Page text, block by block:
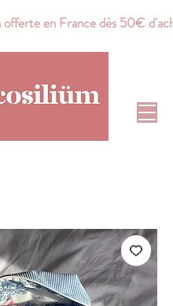
offerte en France dès 50€